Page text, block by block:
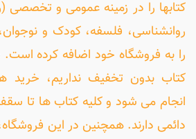
کتابها را در زمینه عمومی و تخصصی
روانشناسی، فلسفه، کودک و
را به فروشگاه خود اضافه کرده
کتاب بدون تخفیف نداریم، خرید
دائمی دارند. همچنین در این